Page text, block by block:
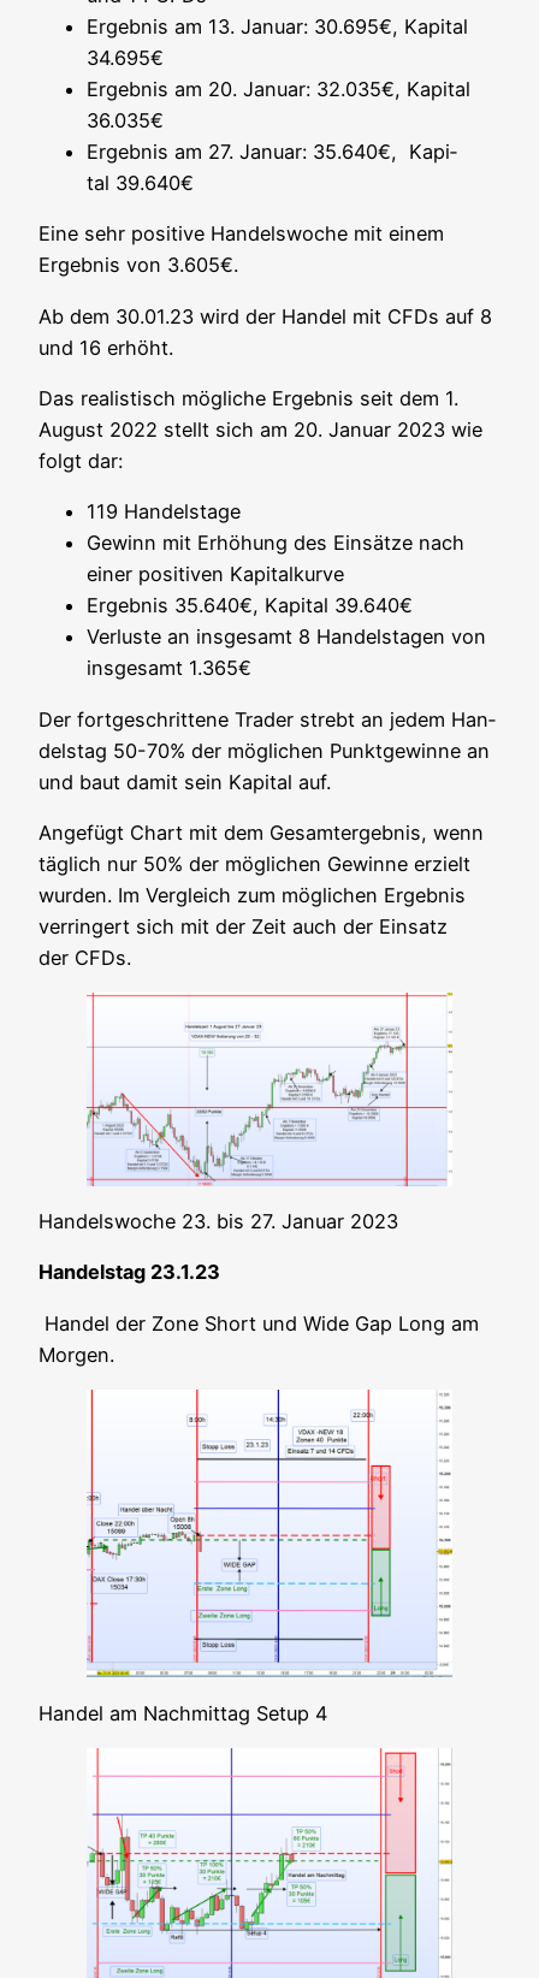
Ergeb­nis am 13. Janu­ar: 30.695€, Kapi­tal
34.695€
Ergeb­nis am 20. Janu­ar: 32.035€, Kapi­tal
36.035€
Ergeb­nis am 27. Janu­ar: 35.640€, Kapi­
tal 39.640€
Eine sehr posi­ti­ve Han­dels­wo­che mit einem
Ergeb­nis von 3.605€.
Ab dem 30.01.23 wird der Han­del mit CFDs auf 8
und 16 erhöht.
Das rea­lis­tisch mög­li­che Ergeb­nis seit dem 1.
August 2022 stellt sich am 20. Janu­ar 2023 wie
folgt dar:
119 Han­dels­ta­ge
Gewinn mit Erhö­hung des Ein­sät­ze nach
einer posi­ti­ven Kapitalkurve
Ergeb­nis 35.640€, Kapi­tal 39.640€
Ver­lus­te an ins­ge­samt 8 Han­dels­ta­gen von
ins­ge­samt 1.365€
Der fort­ge­schrit­te­ne Trader strebt an jedem Han­
dels­tag 50-70% der mög­li­chen Punkt­ge­win­ne an
und baut damit sein Kapi­tal auf.
Ange­fügt Chart mit dem Gesamt­ergeb­nis, wenn
täg­lich nur 50% der mög­li­chen Gewin­ne erzielt
wur­den. Im Ver­gleich zum mög­li­chen Ergeb­nis
ver­rin­gert sich mit der Zeit auch der Ein­satz
der CFDs.
Han­dels­wo­che 23. bis 27. Janu­ar 2023
Han­dels­tag 23.1.23
Han­del der Zone Short und Wide Gap Long am
Morgen.
Han­del am Nach­mit­tag Set­up 4